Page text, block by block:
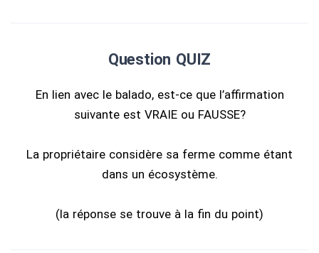
Question QUIZ
En lien avec le balado, est-ce que l’affirmation
suivante est VRAIE ou FAUSSE?
La propriétaire considère sa ferme comme étant
dans un écosystème.
(la réponse se trouve à la fin du point)